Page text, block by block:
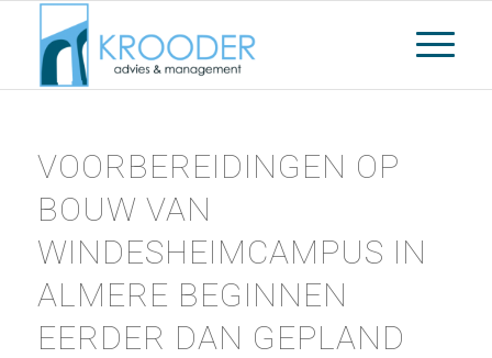
VOORBEREIDINGEN OP
BOUW VAN
WINDESHEIMCAMPUS IN
ALMERE BEGINNEN
EERDER DAN GEPLAND